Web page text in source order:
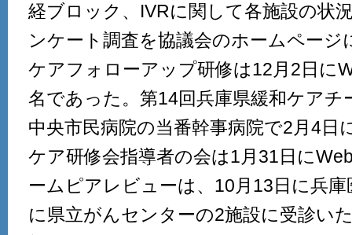
経ブロック、IVRに関して各施設の状
ンケート調査を協議会のホームページ
ケアフォローアップ研修は12月2日に
名であった。第14回兵庫県緩和ケアチ
中央市民病院の当番幹事病院で2月4日
ケア研修会指導者の会は1月31日に
ームピアレビューは、10月13日に兵
に県立がんセンターの2施設に受診い